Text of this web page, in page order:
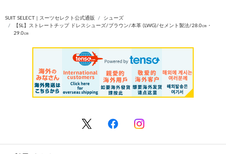
SUIT SELECT | スーツセレクト公式通販
シューズ
【SL】ストレートチップ ドレスシューズ/ブラウン/本革 (LWG)/セメント製法/28.0㎝・
29.0㎝